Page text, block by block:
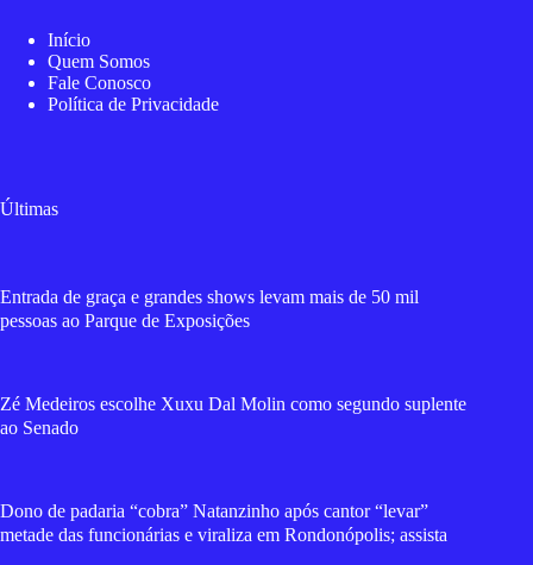
Início
Quem Somos
Fale Conosco
Política de Privacidade
Últimas
Entrada de graça e grandes shows levam mais de 50 mil
pessoas ao Parque de Exposições
Zé Medeiros escolhe Xuxu Dal Molin como segundo suplente
ao Senado
Dono de padaria “cobra” Natanzinho após cantor “levar”
metade das funcionárias e viraliza em Rondonópolis; assista